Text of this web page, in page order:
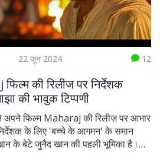
22 जून 2024 12
की रिलीज पर निर्देशक
की भावुक टिप्पणी
ने अपने फिल्म Maharaj की रिलीज़ पर आभार
के लिए 'बच्चे के आगमन' के समान
के बेटे जुनैद खान की पहली भूमिका है।
यह फिल्म अब नेटफ्लिक्स पर उपलब्ध है।